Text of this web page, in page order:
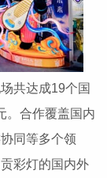
共达成19个国
。合作覆盖国内
同等多个领
彩灯的国内外